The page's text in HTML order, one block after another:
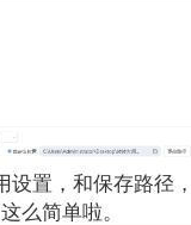
设置，和保存路径
么简单啦。